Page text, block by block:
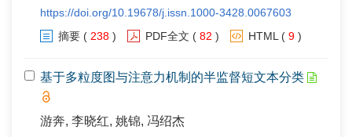
https://doi.org/10.19678/j.issn.1000-3428.0067603
摘要 ( 238 ) PDF全文 ( 82 ) HTML ( 9 )
基于多粒度图与注意力机制的半监督短文本分类
游奔, 李晓红, 姚锦, 冯绍杰